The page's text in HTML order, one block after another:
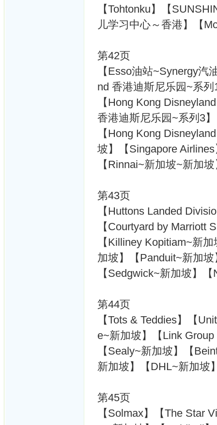
【Tohtonku】【
儿学习中心～香港】【
第42页
【Esso油站~Synergy
nd 香港迪斯尼乐园~系列
【Hong Kong
香港迪斯尼乐园~系列3】
【Hong Kong
坡】【Singapore Airlines
【Rinnai~新加坡~新加
第43页
【Huttons Landed
【Courtyard by Marriott
【Killiney Kopitiam~新
加坡】【Panduit~新加坡
【Sedgwick~新加坡】
第44页
【Tots & Teddies】【
e~新加坡】【Link
【Sealy~新加坡】【
新加坡】【DHL~新加坡
第45页
【Solmax】【The Star